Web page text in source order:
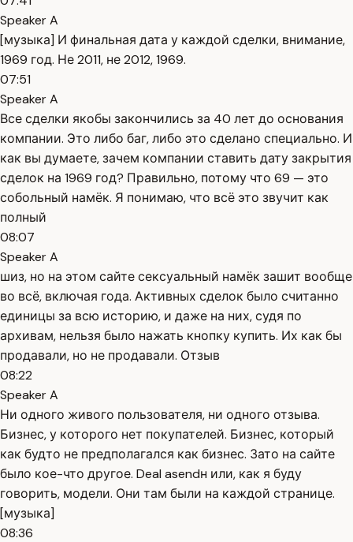
Speaker A
[музыка] И финальная дата у каждой сделки, внимание,
1969 год. Не 2011, не 2012, 1969.
07:51
Speaker A
Все сделки якобы закончились за 40 лет до основания
компании. Это либо баг, либо это сделано специально. И
как вы думаете, зачем компании ставить дату закрытия
сделок на 1969 год? Правильно, потому что 69 — это
собольный намёк. Я понимаю, что всё это звучит как
полный
08:07
Speaker A
шиз, но на этом сайте сексуальный намёк зашит вообще
во всё, включая года. Активных сделок было считанно
единицы за всю историю, и даже на них, судя по
архивам, нельзя было нажать кнопку купить. Их как бы
продавали, но не продавали. Отзыв
08:22
Speaker A
Ни одного живого пользователя, ни одного отзыва.
Бизнес, у которого нет покупателей. Бизнес, который
как будто не предполагался как бизнес. Зато на сайте
было кое-что другое. Deal asendн или, как я буду
говорить, модели. Они там были на каждой странице.
[музыка]
08:36